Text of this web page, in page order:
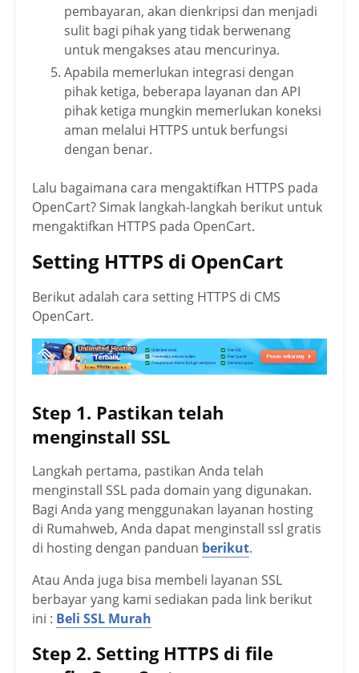
pembayaran, akan dienkripsi dan menjadi
sulit bagi pihak yang tidak berwenang
untuk mengakses atau mencurinya.
Apabila memerlukan integrasi dengan
pihak ketiga, beberapa layanan dan API
pihak ketiga mungkin memerlukan koneksi
aman melalui HTTPS untuk berfungsi
dengan benar.
Lalu bagaimana cara mengaktifkan HTTPS pada
OpenCart? Simak langkah-langkah berikut untuk
mengaktifkan HTTPS pada OpenCart.
Setting HTTPS di OpenCart
Berikut adalah cara setting HTTPS di CMS
OpenCart.
Step 1. Pastikan telah
menginstall SSL
Langkah pertama, pastikan Anda telah
menginstall SSL pada domain yang digunakan.
Bagi Anda yang menggunakan layanan hosting
di Rumahweb, Anda dapat menginstall ssl gratis
di hosting dengan panduan berikut.
Atau Anda juga bisa membeli layanan SSL
berbayar yang kami sediakan pada link berikut
ini : Beli SSL Murah
Step 2. Setting HTTPS di file